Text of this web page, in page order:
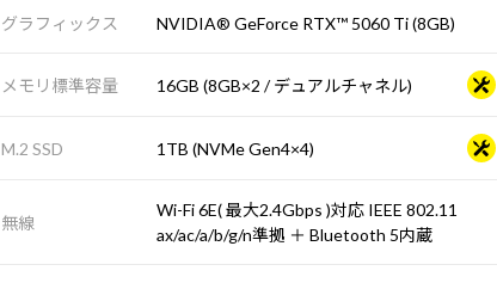
グラフィックス NVIDIA® GeForce RTX™ 5060 Ti (8GB)
メモリ標準容量 16GB (8GB×2 / デュアルチャネル)
M.2 SSD 1TB (NVMe Gen4×4)
無線
Wi-Fi 6E( 最大2.4Gbps )対応 IEEE 802.11
ax/ac/a/b/g/n準拠 ＋ Bluetooth 5内蔵